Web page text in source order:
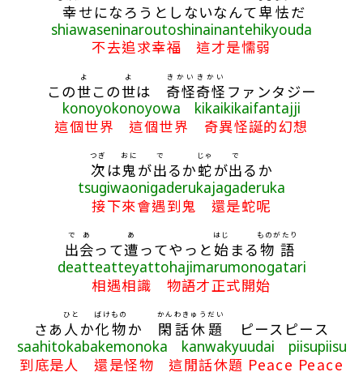
幸せになろうとしないなんて卑怯だ
shiawaseninaroutoshinainantehikyouda
不去追求幸福 這才是懦弱
この世
よ
この世
よ
は 奇怪
きかい
奇怪
きかい
ファンタジー
konoyokonoyowa kikaikikaifantajji
這個世界 這個世界 奇異怪誕的幻想
次
つぎ
は鬼
おに
が出
で
るか蛇
じゃ
が出
で
るか
tsugiwaonigaderukajagaderuka
接下來會遇到鬼 還是蛇呢
出
で
会
あ
って遭
あ
ってやっと始
はじ
まる物語
ものがたり
deatteatteyattohajimarumonogatari
相遇相識 物語才正式開始
さあ人
ひと
か化物
ばけもの
か 閑話休題
かんわきゅうだい
ピースピース
saahitokabakemonoka kanwakyuudai piisupiisu
到底是人 還是怪物 這閒話休題 Peace Peace